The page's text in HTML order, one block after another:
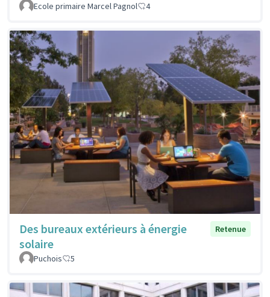
Ecole primaire Marcel Pagnol 4
Des bureaux extérieurs à énergie
solaire
Retenue
Puchois 5